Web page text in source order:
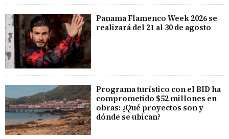
Panama Flamenco Week 2026 se
realizará del 21 al 30 de agosto
Programa turístico con el BID ha
comprometido $52 millones en
obras: ¿Qué proyectos son y
dónde se ubican?